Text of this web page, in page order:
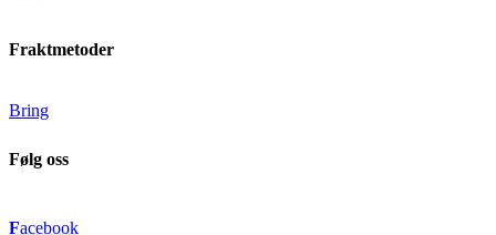
Fraktmetoder
Bring
Følg oss
Facebook